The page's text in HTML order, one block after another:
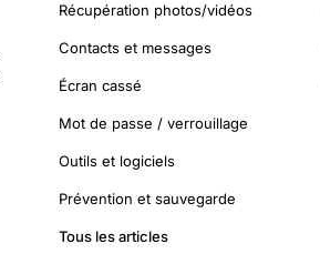
Récupération photos/vidéos
Contacts et messages
Écran cassé
Mot de passe / verrouillage
Outils et logiciels
Prévention et sauvegarde
Tous les articles